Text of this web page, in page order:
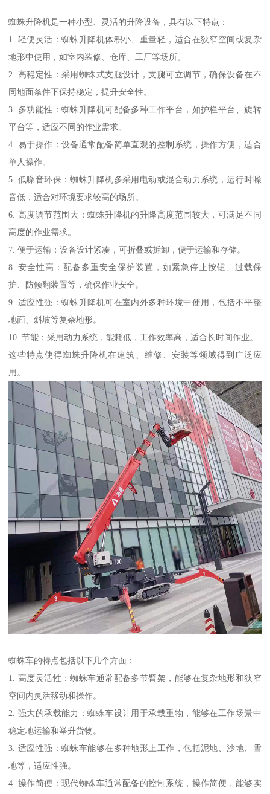
蜘蛛升降机是一种小型、灵活的升降设备，具有以下特点：
1. 轻便灵活：蜘蛛升降机体积小、重量轻，适合在狭窄空间或复杂
地形中使用，如室内装修、仓库、工厂等场所。
2. 高稳定性：采用蜘蛛式支腿设计，支腿可立调节，确保设备在不
同地面条件下保持稳定，提升安全性。
3. 多功能性：蜘蛛升降机可配备多种工作平台，如护栏平台、旋转
平台等，适应不同的作业需求。
4. 易于操作：设备通常配备简单直观的控制系统，操作方便，适合
单人操作。
5. 低噪音环保：蜘蛛升降机多采用电动或混合动力系统，运行时噪
音低，适合对环境要求较高的场所。
6. 高度调节范围大：蜘蛛升降机的升降高度范围较大，可满足不同
高度的作业需求。
7. 便于运输：设备设计紧凑，可折叠或拆卸，便于运输和存储。
8. 安全性高：配备多重安全保护装置，如紧急停止按钮、过载保
护、防倾翻装置等，确保作业安全。
9. 适应性强：蜘蛛升降机可在室内外多种环境中使用，包括不平整
地面、斜坡等复杂地形。
10. 节能：采用动力系统，能耗低，工作效率高，适合长时间作业。
这些特点使得蜘蛛升降机在建筑、维修、安装等领域得到广泛应
用。
蜘蛛车的特点包括以下几个方面：
1. 高度灵活性：蜘蛛车通常配备多节臂架，能够在复杂地形和狭窄
空间内灵活移动和操作。
2. 强大的承载能力：蜘蛛车设计用于承载重物，能够在工作场景中
稳定地运输和举升货物。
3. 适应性强：蜘蛛车能够在多种地形上工作，包括泥地、沙地、雪
地等，适应性强。
4. 操作简便：现代蜘蛛车通常配备的控制系统，操作简便，能够实